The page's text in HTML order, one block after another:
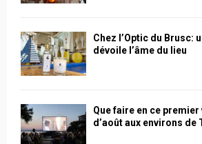
Chez l’Optic du Brusc:
dévoile l’âme du lieu
Que faire en ce
d’août aux environs de